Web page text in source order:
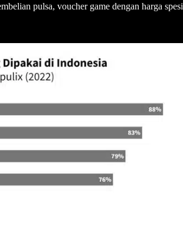
pulsa, voucher game dengan harga